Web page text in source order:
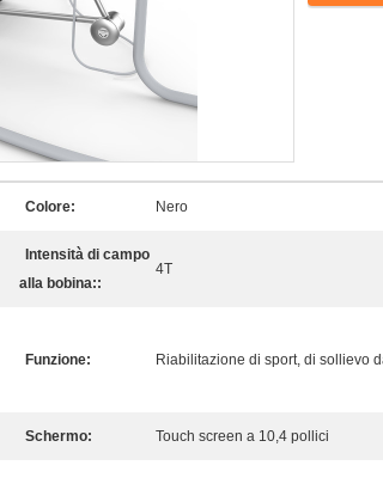
Colore: Nero
Intensità di campo
alla bobina::
4T
Funzione: Riabilitazione di sport, di sollievo
Schermo: Touch screen a 10,4 pollici